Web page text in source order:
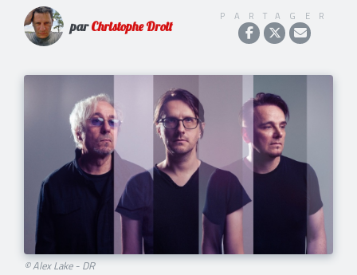
parChristophe Droit
PARTAGER
© Alex Lake - DR